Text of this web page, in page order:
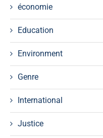
économie
Education
Environment
Genre
International
Justice